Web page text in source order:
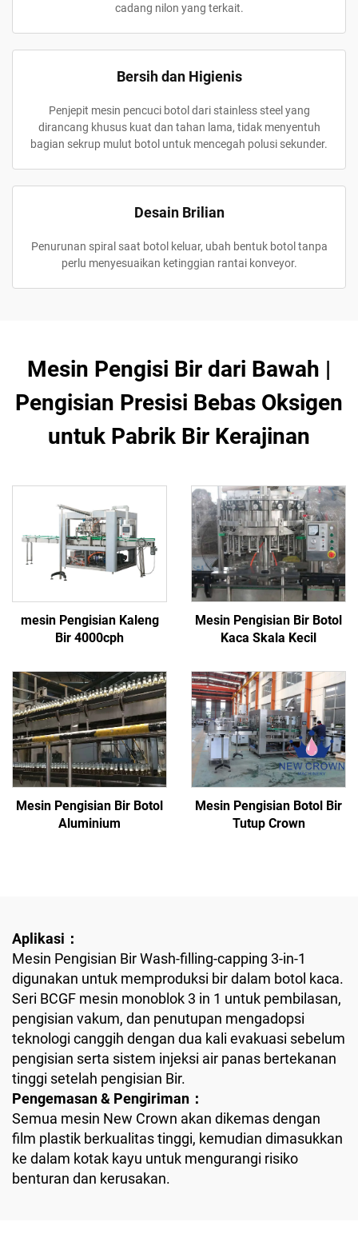
cadang nilon yang terkait.
Bersih dan Higienis
Penjepit mesin pencuci botol dari stainless steel yang
dirancang khusus kuat dan tahan lama, tidak menyentuh
bagian sekrup mulut botol untuk mencegah polusi sekunder.
Desain Brilian
Penurunan spiral saat botol keluar, ubah bentuk botol tanpa
perlu menyesuaikan ketinggian rantai konveyor.
Mesin Pengisi Bir dari Bawah |
Pengisian Presisi Bebas Oksigen
untuk Pabrik Bir Kerajinan
mesin Pengisian Kaleng
Bir 4000cph
Mesin Pengisian Bir Botol
Kaca Skala Kecil
Mesin Pengisian Bir Botol
Aluminium
Mesin Pengisian Botol Bir
Tutup Crown
Aplikasi：
Mesin Pengisian Bir Wash-filling-capping 3-in-1
digunakan untuk memproduksi bir dalam botol kaca.
Seri BCGF mesin monoblok 3 in 1 untuk pembilasan,
pengisian vakum, dan penutupan mengadopsi
teknologi canggih dengan dua kali evakuasi sebelum
pengisian serta sistem injeksi air panas bertekanan
tinggi setelah pengisian Bir.
Pengemasan & Pengiriman：
Semua mesin New Crown akan dikemas dengan
film plastik berkualitas tinggi, kemudian dimasukkan
ke dalam kotak kayu untuk mengurangi risiko
benturan dan kerusakan.